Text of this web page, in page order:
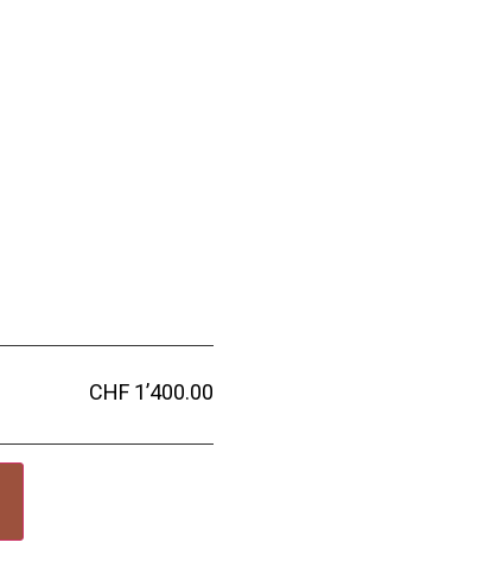
CHF 1’400.00